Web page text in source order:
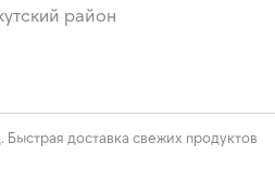
район
доставка свежих продуктов